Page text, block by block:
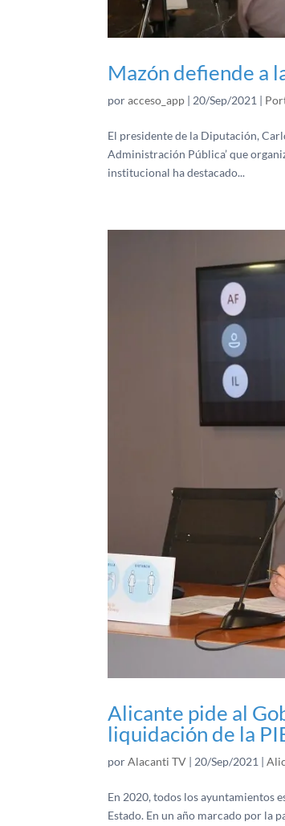
Mazón defiende a
poracceso_app | 20/Sep/2021 |
El presidente de la Diputación,
Administración Pública’ que
institucional ha destacado...
Alicante pide al
liquidación de la
porAlacanti TV | 20/Sep/2021 |
En 2020, todos los ayuntamientos
Estado. En un año marcado por la